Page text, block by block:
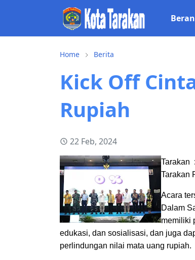
Home Berita
Kick Off
Rupiah
22 Feb, 2024
Tarakan
Tarakan
Acara
Dalam
memiliki
edukasi, dan sosialisasi, dan juga
perlindungan nilai mata uang rupiah.